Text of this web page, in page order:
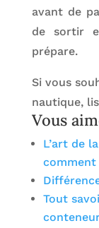
avant de
de sortir
prépare.
Si vous
nautique,
Vous
L’art de
Tout